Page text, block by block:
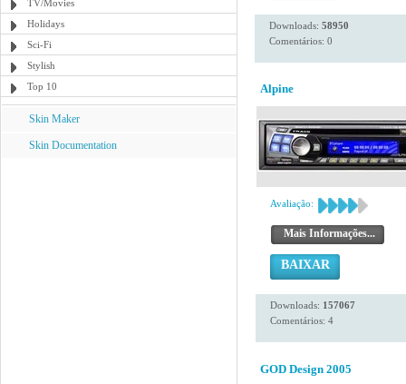
TV/Movies
Holidays
Sci-Fi
Stylish
Top 10
Skin Maker
Skin Documentation
Downloads: 58950
Comentários: 0
Alpine
Avaliação:
Mais Informações...
BAIXAR
Downloads: 157067
Comentários: 4
GOD Design 2005